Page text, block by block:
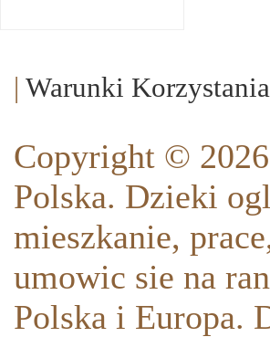
| Warunki Korzystania
Copyright ©
Polska. Dzieki
mieszkanie,
umowic sie na
Polska i Europa.